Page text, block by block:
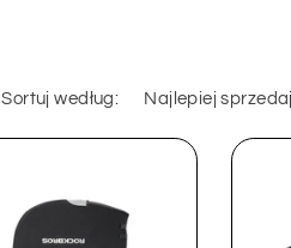
Sortuj według: